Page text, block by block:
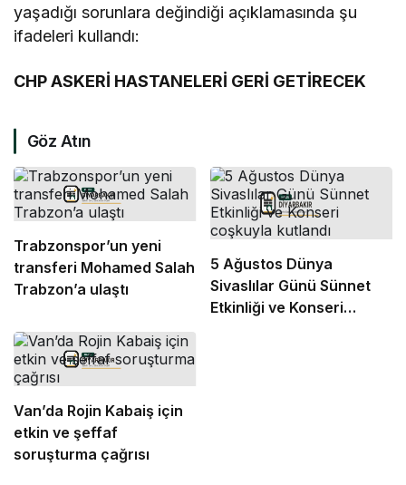
yaşadığı sorunlara değindiği açıklamasında şu
ifadeleri kullandı:
CHP ASKERİ HASTANELERİ GERİ GETİRECEK
Göz Atın
Trabzonspor’un yeni
transferi Mohamed Salah
Trabzon’a ulaştı
5 Ağustos Dünya
Sivaslılar Günü Sünnet
Etkinliği ve Konseri
Van’da Rojin Kabaiş için
etkin ve şeffaf
soruşturma çağrısı